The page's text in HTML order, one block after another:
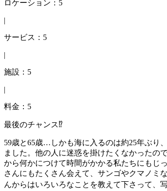
ロケーション：5
|
サービス：5
|
施設：5
|
料金：5
最後のチャンス⁉️
59歳と65歳…しかも海に入るのは約25年ぶり
ました。他の人に迷惑を掛けたくなかったの
から何かにつけて時間がかかる私たちにもじ
さんにもたくさん会えて、サンゴやクマノミ
んからはいろいろなことを教えて下さって、